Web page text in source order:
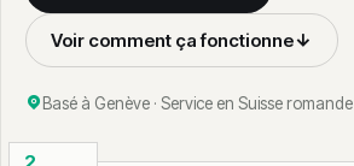
Voir comment ça fonctionne
Basé à Genève · Service en Suisse romande